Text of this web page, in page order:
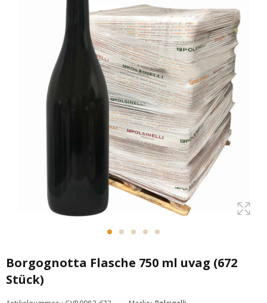
Borgognotta Flasche 750 ml uvag (672
Stück)